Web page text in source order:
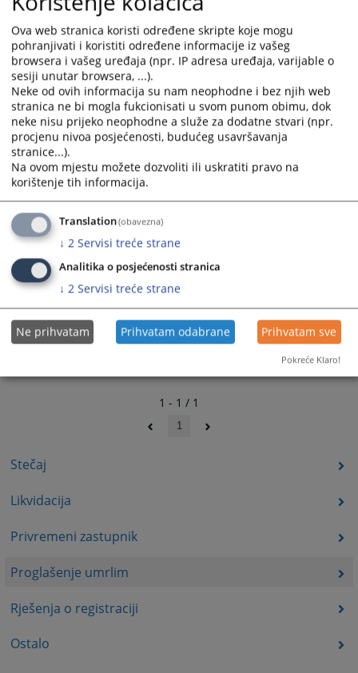
Stečaj
Likvidacija
Privremeni zastupnik
Proglašenje umrlim
Rješenja o registraciji
Ostalo
date.
Press
the
question
mark
key
to
get
the
shortcuts
for
changing
dates.
date.
Press
the
question
mark
key
to
get
for
changing
dates.
objavljuje slijedeći oglas
01.07.2022.
1 - 1 / 1
1
Ova web stranica koristi određene skripte koje mogu
pohranjivati i koristiti određene informacije iz vašeg
browsera i vašeg uređaja (npr. IP adresa uređaja, varijable o
sesiji unutar browsera, ...).
Neke od ovih informacija su nam neophodne i bez njih web
stranica ne bi mogla fukcionisati u svom punom obimu, dok
neke nisu prijeko neophodne a služe za dodatne stvari (npr.
procjenu nivoa posjećenosti, budućeg usavršavanja
stranice...).
Na ovom mjestu možete dozvoliti ili uskratiti pravo na
korištenje tih informacija.
Translation(obavezna)
↓ 2 Servisi treće strane
Analitika o posjećenosti stranica
↓ 2 Servisi treće strane
Ne prihvatam Prihvatam odabrane Prihvatam sve
Pokreće Klaro!